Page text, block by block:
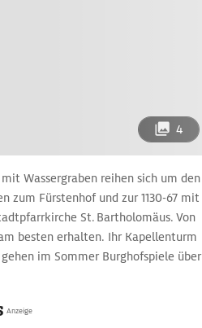
4
Wassergraben reihen sich um den
zum Fürstenhof und zur 1130-67 mit
St. Bartholomäus. Von
besten erhalten. Ihr Kapellenturm
im Sommer Burghofspiele über
in den nächsten 30 Jahren eine
nach Grundsätzen der
Anzeige